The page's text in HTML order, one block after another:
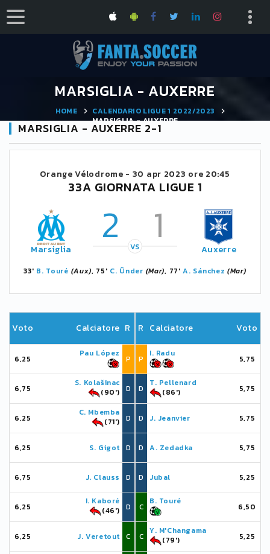
MARSIGLIA - AUXERRE
HOME
CALENDARIO LIGUE 1 2022/2023
MARSIGLIA - AUXERRE
MARSIGLIA - AUXERRE 2-1
Orange Vélodrome - 30 apr 2023 ore 20:45
33A GIORNATA LIGUE 1
Marsiglia 2 1
VS Auxerre
33' B. Touré (Aux), 75' C. Ünder (Mar), 77'A. Sánchez (Mar)
Voto Calciatore R
6,25
Pau López
P
6,75
S. Kolašinac
(90')
D
6,25
C. Mbemba
(71')
D
6,25 S. Gigot D
6,75 J. Clauss D
6,25
I. Kaboré
(46')
D
6,25 J. Veretout C
R Calciatore Voto
P
I. Radu
5,75
D
T. Pellenard
(86')
5,75
D J. Jeanvier 5,75
D A. Zedadka 5,75
D Jubal 5,25
C
B. Touré
6,50
C
Y. M'Changama
(79')
5,25